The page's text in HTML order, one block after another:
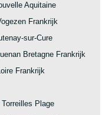
Aquitaine
Frankrijk
sur-Cure
Bretagne Frankrijk
Frankrijk
Plage